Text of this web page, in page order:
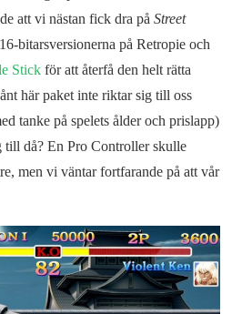
att vi nästan fick dra på Street
bitarsversionerna på Retropie och
Stick för att återfå den helt rätta
här paket inte riktar sig till oss
tanke på spelets ålder och prislapp)
till då? En Pro Controller skulle
men vi väntar fortfarande på att vår